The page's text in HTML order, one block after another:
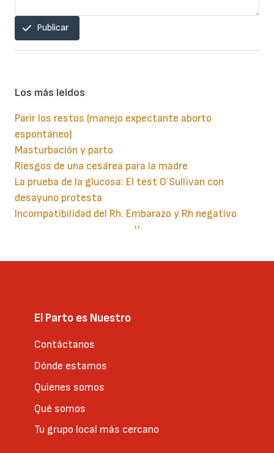
Publicar
Los más leidos
Parir los restos (manejo expectante aborto
espontáneo)
Masturbación y parto
Riesgos de una cesárea para la madre
La prueba de la glucosa: El test O´Sullivan con
desayuno protesta
Incompatibilidad del Rh. Embarazo y Rh negativo
Siguiente
››
El Parto es Nuestro
Contáctanos
Dónde estamos
Quienes somos
Qué somos
Tu grupo local más cercano